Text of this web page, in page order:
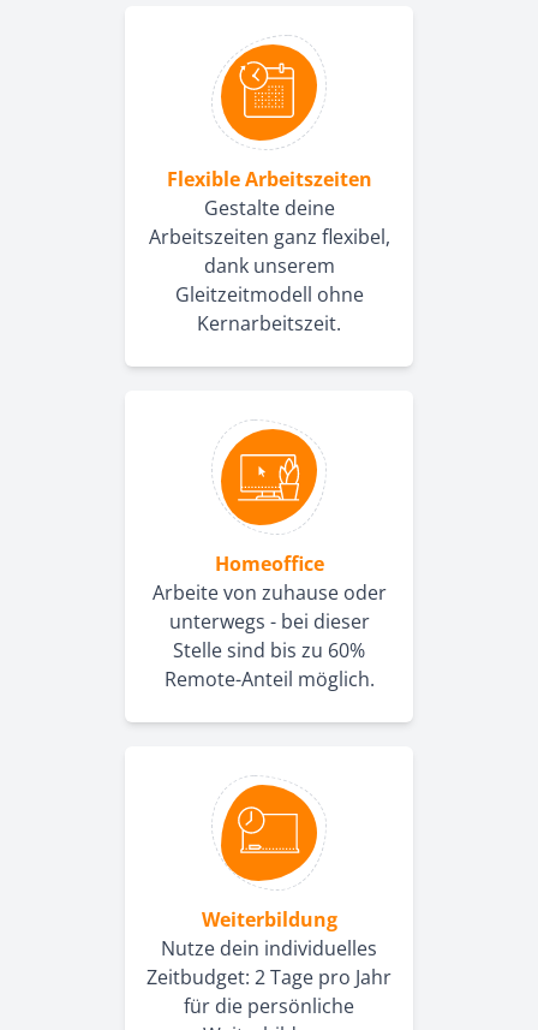
Flexible Arbeitszeiten
Gestalte deine
Arbeitszeiten ganz flexibel,
dank unserem
Gleitzeitmodell ohne
Kernarbeitszeit.
Homeoffice
Arbeite von zuhause oder
unterwegs - bei dieser
Stelle sind bis zu 60%
Remote-Anteil möglich.
Weiterbildung
Nutze dein individuelles
Zeitbudget: 2 Tage pro Jahr
für die persönliche